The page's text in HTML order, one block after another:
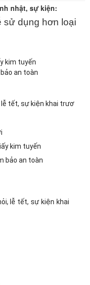
nhật, sự kiện:
sử dụng hơn loại
kim tuyến
an toàn
lễ tết, sự kiện khai trươ
kim tuyến
bảo an toàn
lễ tết, sự kiện khai